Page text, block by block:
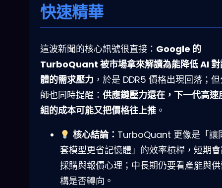
快速精華
這波新聞的核心訊號很直接： Google 的
TurboQuant 被市場拿來解讀為能降低 AI 對
體的需求壓力 ，於是 DDR5 價格出現回落；
師也同時提醒： 供應鏈壓力還在，下一代高速
組的成本可能又把價格往上推 。
核心結論： TurboQuant 更像是「讓
套模型更省記憶體」的效率槓桿，短期
採購與報價心理；中長期仍要看產能與
構是否轉向。